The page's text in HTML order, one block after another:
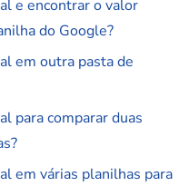
e encontrar o valor
do Google?
em outra pasta de
para comparar duas
em várias planilhas para